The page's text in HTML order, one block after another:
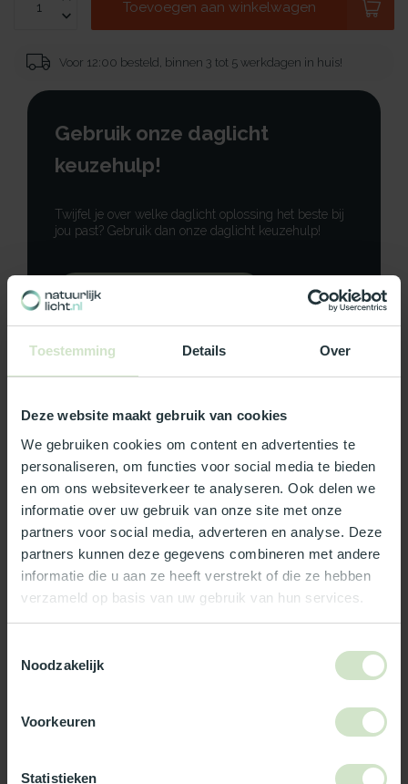
Toestemming Details Over
Deze website maakt gebruik van cookies
We gebruiken cookies om content en advertenties te
personaliseren, om functies voor social media te bieden
en om ons websiteverkeer te analyseren. Ook delen we
informatie over uw gebruik van onze site met onze
partners voor social media, adverteren en analyse. Deze
partners kunnen deze gegevens combineren met andere
informatie die u aan ze heeft verstrekt of die ze hebben
verzameld op basis van uw gebruik van hun services.
Noodzakelijk
Voorkeuren
Statistieken
Toevoegen aan winkelwagen
Voor 12:00 besteld, binnen 3 tot 5 werkdagen in huis!
Gebruik onze daglicht
keuzehulp!
Twijfel je over welke daglicht oplossing het beste bij
jou past? Gebruik dan onze daglicht keuzehulp!
Gebruik onze keuzehulp
Productomschrijving
Reviews
Gratis bezorging in Nederland, m.u.v. de Waddeneilanden
3-5 werkdagen levertijd